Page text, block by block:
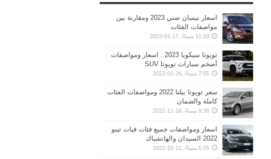
اسعار نيسان صني 2023 ومقارنة بين
مواصفات الفئات
11:00 مساءً ,17-01-2023
تويوتا سيكويا 2023.. اسعار ومواصفات
أضخم سيارات تويوتا SUV
7:55 مساءً ,26-01-2022
سعر تويوتا بيلتا 2022 ومواصفات الفئات
كاملة والضمان
9:38 مساءً ,18-11-2021
اسعار ومواصفات جميع فئات فيات تيبو
2022 السيدان والهاتشباك
5:05 مساءً ,11-10-2021